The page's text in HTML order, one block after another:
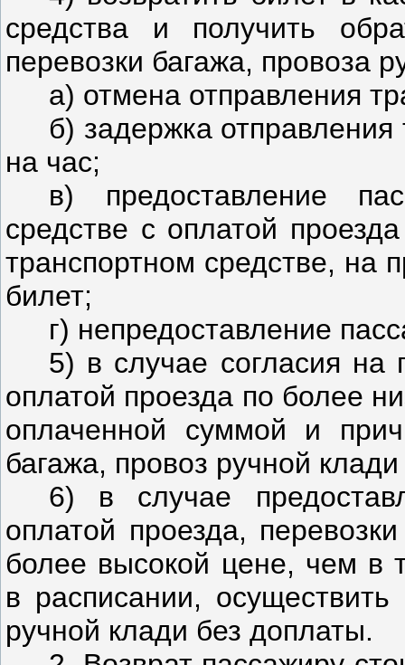
средства и получить
перевозки багажа, провоза
а) отмена отправления
б) задержка
на час;
в) предоставление
средстве с оплатой
транспортном средстве, на
билет;
г) непредоставление
5) в случае согласия на
оплатой проезда по более
оплаченной суммой и
багажа, провоз ручной
6) в случае
оплатой проезда,
более высокой цене, чем в
в расписании,
ручной клади без доплаты.